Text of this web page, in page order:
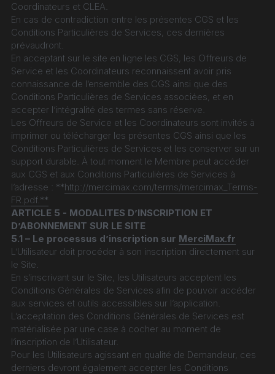
Coordinateurs et CLEA.
En cas de contradiction entre les présentes CGS et les
Conditions Particulières de Services, ces dernières
prévaudront.
En acceptant sur le site en ligne les CGS, les Offreurs de
Service et les Coordinateurs reconnaissent avoir pris
connaissance de l’ensemble des CGS ainsi que des
Conditions Particulières de Services associées, et en
accepter l’intégralité des termes sans réserve.
Les Offreurs de Service et les Coordinateurs sont invités à
imprimer ou télécharger les présentes CGS ainsi que les
Conditions Particulières de Services et les conserver sur un
support durable. À tout moment le Membre peut accéder
aux CGS et aux Conditions Particulières de Services à
l’adresse : **http://mercimax.com/terms/mercimax_Terms-
FR.pdf.**
ARTICLE 5 - MODALITES D’INSCRIPTION ET
D’ABONNEMENT SUR LE SITE
5.1 – Le processus d’inscription sur MerciMax.fr
L’Utilisateur doit procéder à son inscription directement sur
le Site.
En s’inscrivant sur le Site, les Utilisateurs acceptent les
Conditions Générales de Services afin de pouvoir accéder
aux services et outils accessibles sur l’application.
L’acceptation des Conditions Générales de Services est
matérialisée par une case à cocher au moment de
l’inscription de l’Utilisateur.
Pour les Utilisateurs agissant en qualité de Demandeur, ces
derniers devront également accepter les Conditions